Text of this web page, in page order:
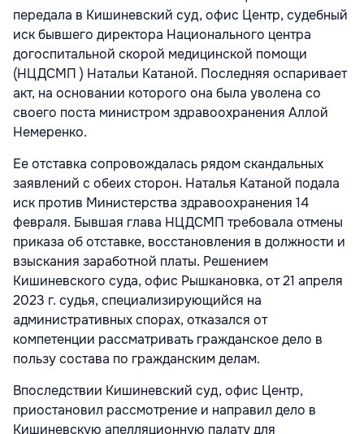
передала в Кишиневский суд, офис Центр, судебный
иск бывшего директора Национального центра
догоспитальной скорой медицинской помощи
(НЦДСМП ) Натальи Катаной. Последняя оспаривает
акт, на основании которого она была уволена со
своего поста министром здравоохранения Аллой
Немеренко.
Ее отставка сопровождалась рядом скандальных
заявлений с обеих сторон. Наталья Катаной подала
иск против Министерства здравоохранения 14
февраля. Бывшая глава НЦДСМП требовала отмены
приказа об отставке, восстановления в должности и
взыскания заработной платы. Решением
Кишиневского суда, офис Рышкановка, от 21 апреля
2023 г. судья, специализирующийся на
административных спорах, отказался от
компетенции рассматривать гражданское дело в
пользу состава по гражданским делам.
Впоследствии Кишиневский суд, офис Центр,
приостановил рассмотрение и направил дело в
Кишиневскую апелляционную палату для